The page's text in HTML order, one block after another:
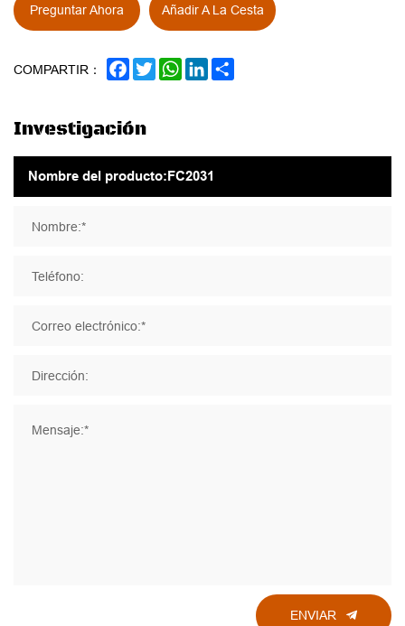
Preguntar Ahora Añadir A La Cesta
COMPARTIR： FACEBOOK
TWITTERWHATSAPP
LINKEDIN
Investigación
Nombre:*
Teléfono:
Correo electrónico:*
Dirección:
Mensaje:*
ENVIAR